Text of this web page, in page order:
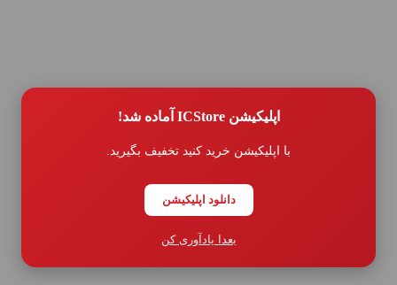
رویه بازگردانی کالا و عودت وجه
اپلیکیشن ICStore آماده شد!
با اپلیکیشن خرید کنید تخفیف بگیرید.
دانلود اپلیکیشن
بعدا یادآوری کن